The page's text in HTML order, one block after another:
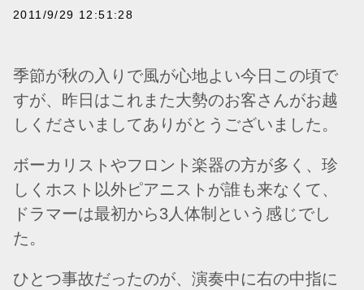
2011/9/29 12:51:28
季節が秋の入りで風が心地よい今日この頃で
すが、昨日はこれまた大勢のお客さんがお越
しくださいましてありがとうございました。
ボーカリストやフロント楽器の方が多く、珍
しくホスト以外ピアニストが誰も来なくて、
ドラマーは最初から3人体制という感じでし
た。
ひとつ事故だったのが、演奏中に右の中指に